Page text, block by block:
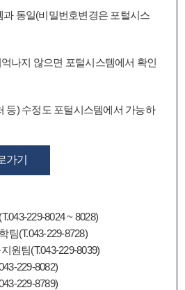
과 동일(비밀번호변경은 포털시스
나지 않으면 포털시스템에서 확인
등) 수정도 포털시스템에서 가능하
가기
229-8024 ~ 8028)
팀(T.043-229-8728)
원팀(T.043-229-8039)
229-8082)
229-8789)